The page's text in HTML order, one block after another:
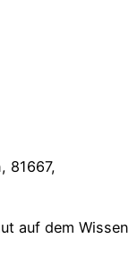
81667,
auf dem Wissen